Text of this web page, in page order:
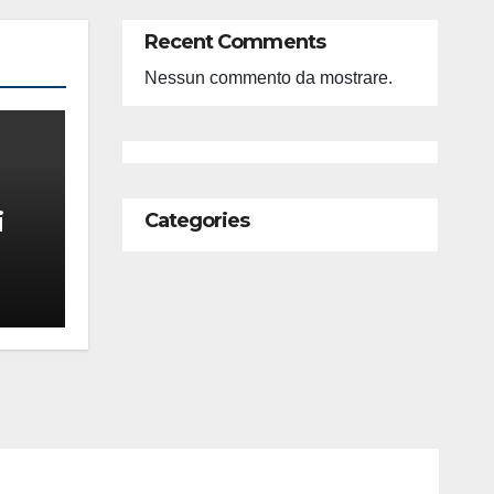
Recent Comments
Nessun commento da mostrare.
Categories